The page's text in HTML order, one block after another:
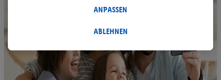
n
e
k
e
Statistik-Erstellung oder für personalisierte Werbung
Datenverarbeitungen für personalisierte Werbung werden
Dritten die Ausspielung von Werbung außerhalb der Lidl-
Dienste über die Ihnen und Ihren Haushaltsangehörigen
zugeordneten Endgeräte zu ermöglichen. Sofern Sie
ABLEHNEN
ANPASSEN